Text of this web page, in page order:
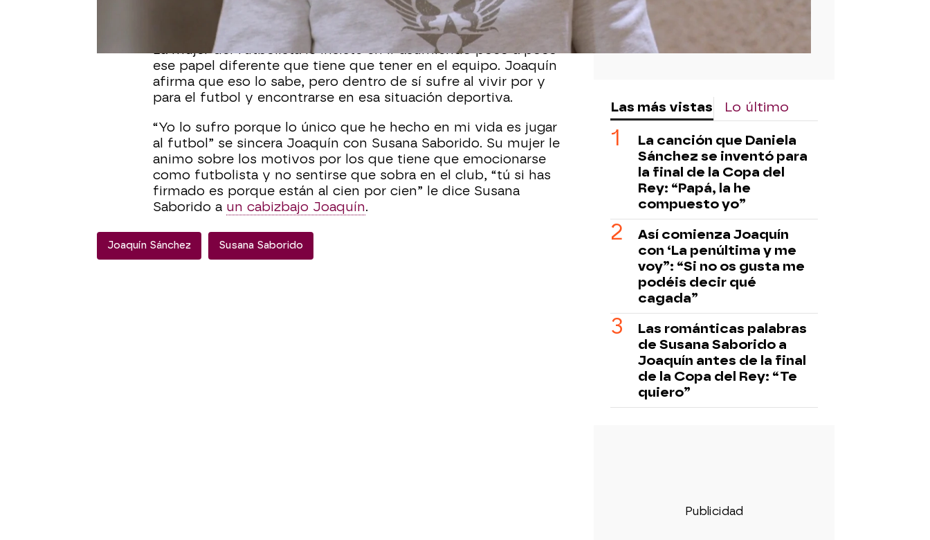
Susana Saborido habla de la pena que siente al ver a su marido
en el banquillo después de tantos años viéndole jugar.
La mujer del futbolista le insiste en ir asumiendo poco a poco
ese papel diferente que tiene que tener en el equipo. Joaquín
afirma que eso lo sabe, pero dentro de sí sufre al vivir por y
para el futbol y encontrarse en esa situación deportiva.
“Yo lo sufro porque lo único que he hecho en mi vida es jugar
al futbol” se sincera Joaquín con Susana Saborido. Su mujer le
animo sobre los motivos por los que tiene que emocionarse
como futbolista y no sentirse que sobra en el club, “tú si has
firmado es porque están al cien por cien” le dice Susana
Saborido a un cabizbajo Joaquín.
Joaquín Sánchez Susana Saborido
Las más vistas Lo último
La canción que Daniela
Sánchez se inventó para
la final de la Copa del
Rey: “Papá, la he
compuesto yo”
Así comienza Joaquín
con ‘La penúltima y me
voy”: “Si no os gusta me
podéis decir qué
cagada”
Las románticas palabras
de Susana Saborido a
Joaquín antes de la final
de la Copa del Rey: “Te
quiero”